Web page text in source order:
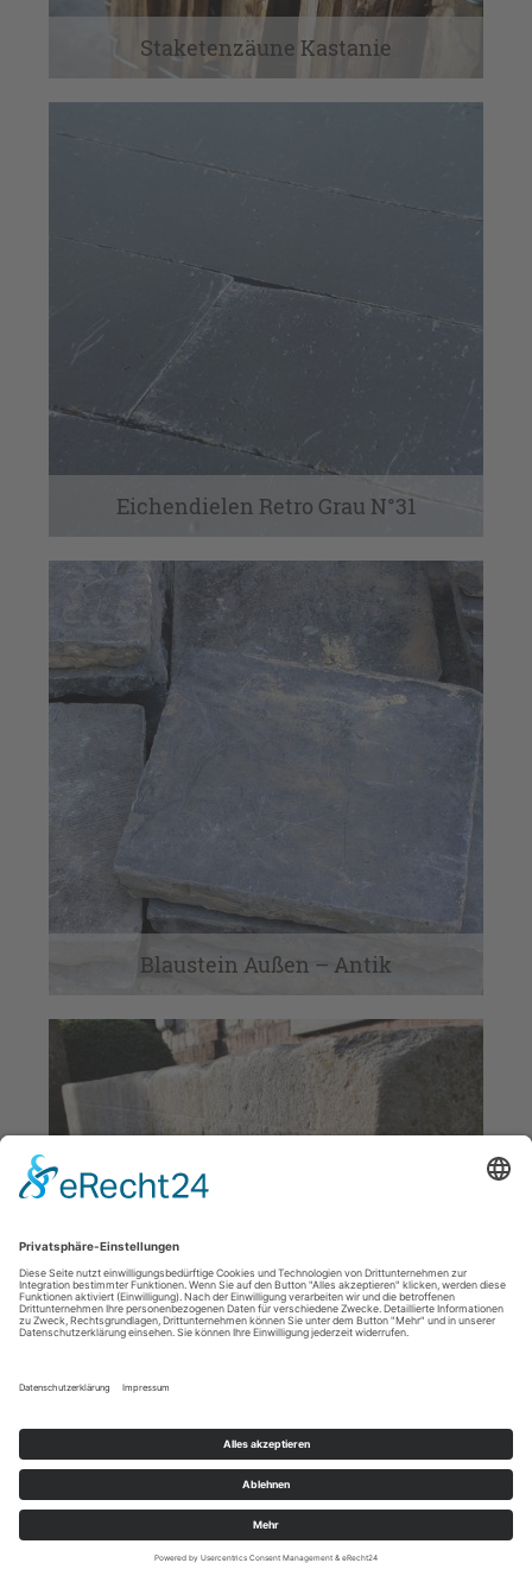
Staketenzäune Kastanie
Eichendielen Retro Grau N°31
Blaustein Außen – Antik
Blausteintrog mit Metallringen